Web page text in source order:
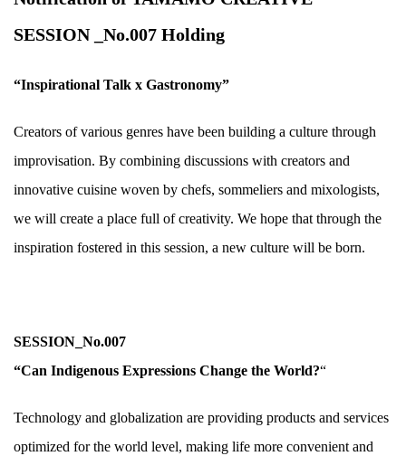
SESSION _No.007 Holding
“Inspirational Talk x Gastronomy”
Creators of various genres have been building a culture through
improvisation. By combining discussions with creators and
innovative cuisine woven by chefs, sommeliers and mixologists,
we will create a place full of creativity. We hope that through the
inspiration fostered in this session, a new culture will be born.
SESSION_No.007
“Can Indigenous Expressions Change the World?“
Technology and globalization are providing products and services
optimized for the world level, making life more convenient and